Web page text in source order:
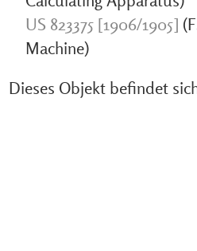
US 823375 [1906/1905]
Machine)
Dieses Objekt befindet